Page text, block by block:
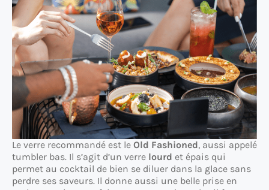
Le verre recommandé est le Old Fashioned, aussi appelé
tumbler bas. Il s’agit d’un verre lourd et épais qui
permet au cocktail de bien se diluer dans la glace sans
perdre ses saveurs. Il donne aussi une belle prise en